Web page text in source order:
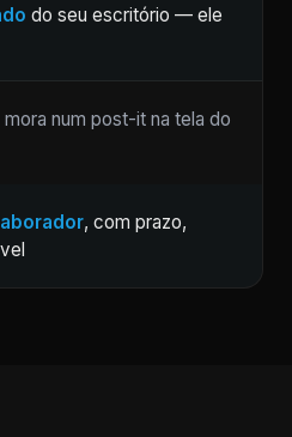
do seu escritório — ele
num post-it na tela do
, com prazo,